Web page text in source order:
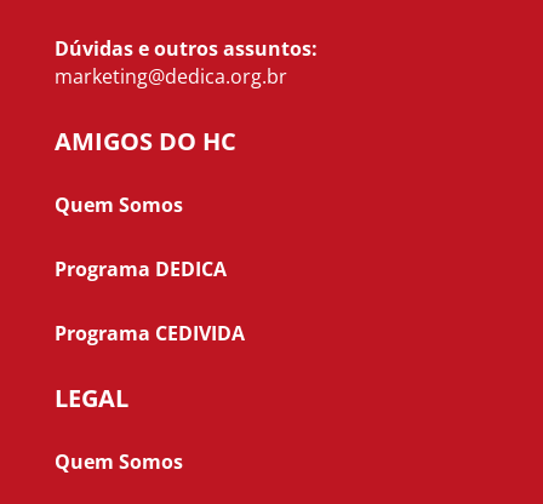
Dúvidas e outros assuntos:
marketing@dedica.org.br
AMIGOS DO HC
Quem Somos
Programa DEDICA
Programa CEDIVIDA
LEGAL
Quem Somos